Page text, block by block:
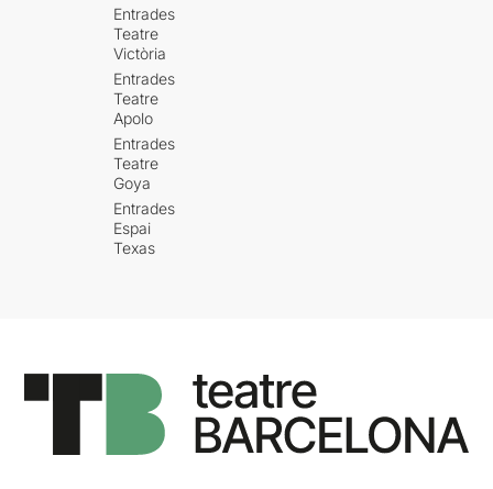
Entrades
Teatre
Victòria
Entrades
Teatre
Apolo
Entrades
Teatre
Goya
Entrades
Espai
Texas